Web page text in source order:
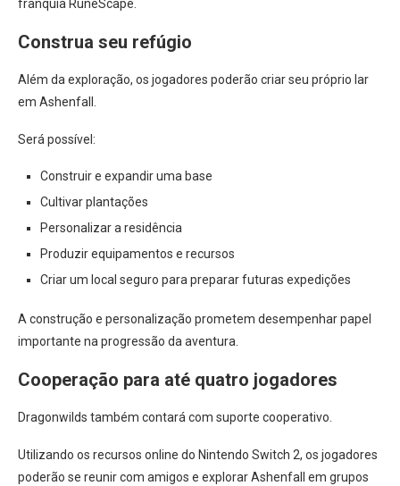
franquia RuneScape.
Construa seu refúgio
Além da exploração, os jogadores poderão criar seu próprio lar
em Ashenfall.
Será possível:
Construir e expandir uma base
Cultivar plantações
Personalizar a residência
Produzir equipamentos e recursos
Criar um local seguro para preparar futuras expedições
A construção e personalização prometem desempenhar papel
importante na progressão da aventura.
Cooperação para até quatro jogadores
Dragonwilds também contará com suporte cooperativo.
Utilizando os recursos online do Nintendo Switch 2, os jogadores
poderão se reunir com amigos e explorar Ashenfall em grupos